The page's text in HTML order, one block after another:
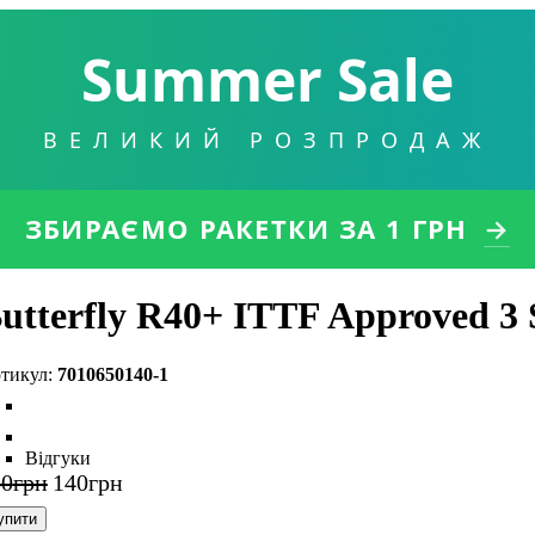
Summer Sale
ВЕЛИКИЙ РОЗПРОДАЖ
ЗБИРАЄМО РАКЕТКИ ЗА 1 ГРН →
R40+ ITTF Approved 3
7010650140-1
Відгуки
грн 140грн